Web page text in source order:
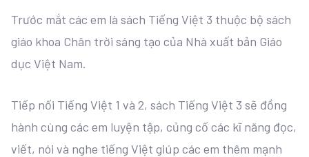
Trước mắt các em là sách Tiếng Việt 3 thuộc bộ sách
giáo khoa Chân trời sáng tạo của Nhà xuất bản Giáo
dục Việt Nam.
Tiếp nối Tiếng Việt 1 và 2, sách Tiếng Việt 3 sẽ đồng
hành cùng các em luyện tập, củng cố các kĩ năng đọc,
viết, nói và nghe tiếng Việt giúp các em thêm mạnh